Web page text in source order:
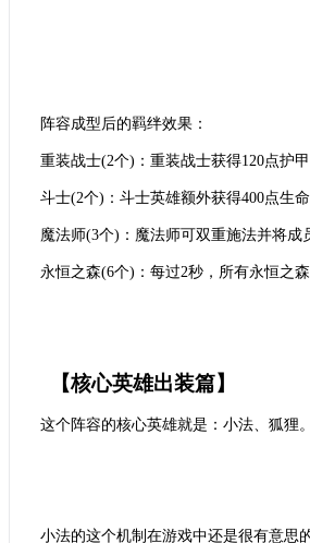
阵容成型后的羁绊效果：
重装战士(2个)：重装战士获得120点护甲
斗士(2个)：斗士英雄额外获得400点生命
魔法师(3个)：魔法师可双重施法并将成
永恒之森(6个)：每过2秒，所有永恒之
【核心英雄出装篇】
这个阵容的核心英雄就是：小法、狐狸。
小法的这个机制在游戏中还是很有意思